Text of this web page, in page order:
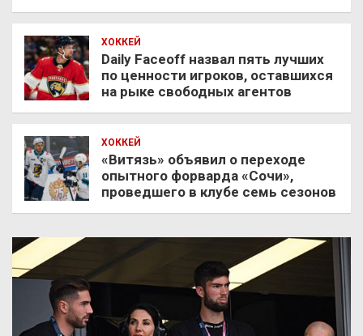
ХОККЕЙ
Daily Faceoff назвал пять лучших
по ценности игроков, оставшихся
на рыке свободных агентов
ХОККЕЙ
«Витязь» объявил о переходе
опытного форварда «Сочи»,
проведшего в клубе семь сезонов